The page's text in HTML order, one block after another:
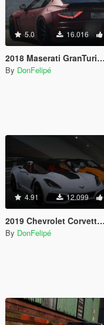
5.0 16.016
2018 Maserati GranTurismo LibertyWalk [Add-On]
By DonFelipé
4.91 12.099
2019 Chevrolet Corvette ZR1 [UNLOCKED]
By DonFelipé